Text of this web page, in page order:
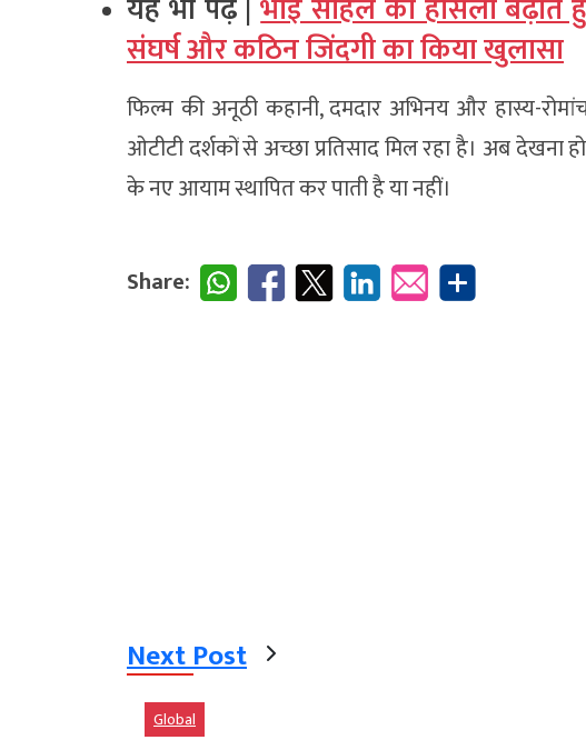
यह भी पढ़ें |भाई सोहेल का हौसला
संघर्ष और कठिन जिंदगी का किया खुलासा
फिल्म की अनूठी कहानी, दमदार अभिनय और हास्य-
ओटीटी दर्शकों से अच्छा प्रतिसाद मिल रहा है। अब देखना
के नए आयाम स्थापित कर पाती है या नहीं।
Share:
Next Post
Global